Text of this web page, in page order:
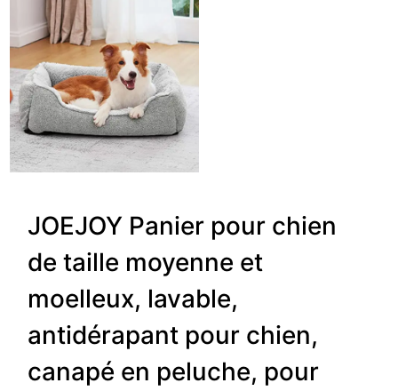
JOEJOY Panier pour chien
de taille moyenne et
moelleux, lavable,
antidérapant pour chien,
canapé en peluche, pour